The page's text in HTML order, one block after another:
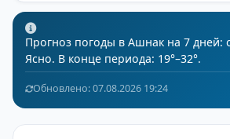
Прогноз погоды в Ашнак на 7 дней:
Ясно. В конце периода: 19°–32°.
Обновлено: 07.08.2026 19:24